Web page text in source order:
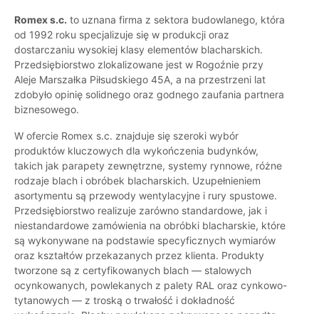
Romex s.c. to uznana firma z sektora budowlanego, która
od 1992 roku specjalizuje się w produkcji oraz
dostarczaniu wysokiej klasy elementów blacharskich.
Przedsiębiorstwo zlokalizowane jest w Rogoźnie przy
Aleje Marszałka Piłsudskiego 45A, a na przestrzeni lat
zdobyło opinię solidnego oraz godnego zaufania partnera
biznesowego.
W ofercie Romex s.c. znajduje się szeroki wybór
produktów kluczowych dla wykończenia budynków,
takich jak parapety zewnętrzne, systemy rynnowe, różne
rodzaje blach i obróbek blacharskich. Uzupełnieniem
asortymentu są przewody wentylacyjne i rury spustowe.
Przedsiębiorstwo realizuje zarówno standardowe, jak i
niestandardowe zamówienia na obróbki blacharskie, które
są wykonywane na podstawie specyficznych wymiarów
oraz kształtów przekazanych przez klienta. Produkty
tworzone są z certyfikowanych blach — stalowych
ocynkowanych, powlekanych z palety RAL oraz cynkowo-
tytanowych — z troską o trwałość i dokładność